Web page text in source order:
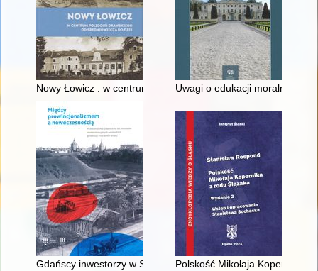
Nowy Łowicz : w centrum poligonu drawskiego od
Uwagi o edukacji moralnej
Gdańscy inwestorzy w Sopocie : prestiż finansowy i
Polskość Mikołaja Kopernika z